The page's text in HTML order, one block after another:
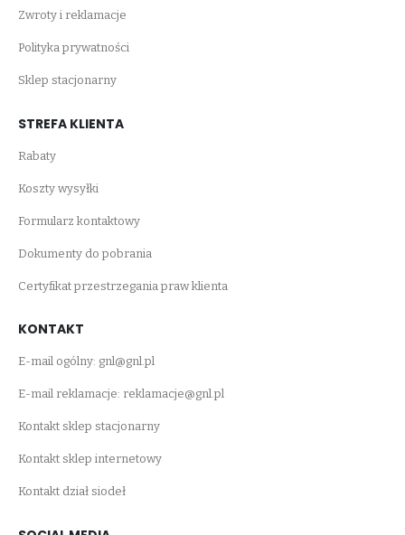
Zwroty i reklamacje
Polityka prywatności
Sklep stacjonarny
STREFA KLIENTA
Rabaty
Koszty wysyłki
Formularz kontaktowy
Dokumenty do pobrania
Certyfikat przestrzegania praw klienta
KONTAKT
E-mail ogólny: gnl@gnl.pl
E-mail reklamacje: reklamacje@gnl.pl
Kontakt sklep stacjonarny
Kontakt sklep internetowy
Kontakt dział siodeł